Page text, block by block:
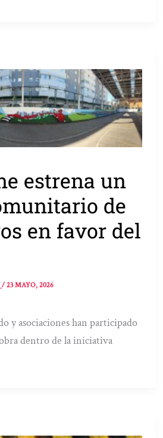
estrena un
de
en favor del
/23 MAYO, 2026
y asociaciones han participado
dentro de la iniciativa